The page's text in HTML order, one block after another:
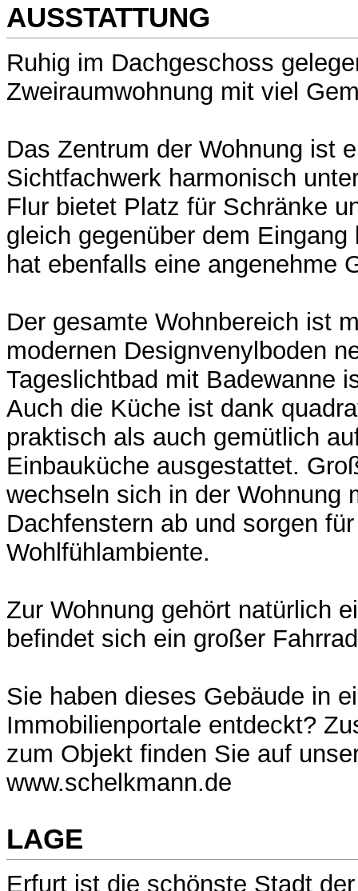
AUSSTATTUNG
Ruhig im Dachgeschoss
Zweiraumwohnung mit viel
Das Zentrum der Wohnung ist
Sichtfachwerk harmonisch
Flur bietet Platz für Schränke
gleich gegenüber dem
hat ebenfalls eine angenehme
Der gesamte Wohnbereich ist
modernen Designvenylboden
Tageslichtbad mit Badewanne
Auch die Küche ist dank
praktisch als auch gemütlich
Einbauküche ausgestattet.
wechseln sich in der Wohnung
Dachfenstern ab und sorgen
Wohlfühlambiente.
Zur Wohnung gehört natürlich
befindet sich ein großer
Sie haben dieses Gebäude in
Immobilienportale entdeckt?
zum Objekt finden Sie auf
www.schelkmann.de
LAGE
Erfurt ist die schönste Stadt